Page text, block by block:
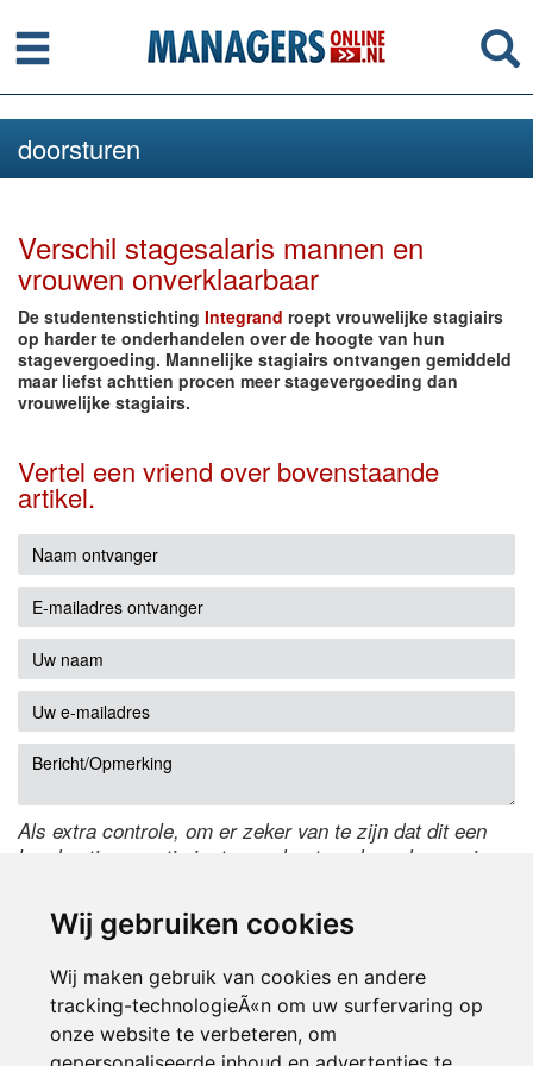
Wij gebruiken cookies
Wij maken gebruik van cookies en andere
tracking-technologieÃ«n om uw surfervaring op
onze website te verbeteren, om
Menu
doorsturen
Verschil stagesalaris mannen en
vrouwen onverklaarbaar
De studentenstichting Integrand roept vrouwelijke stagiairs
op harder te onderhandelen over de hoogte van hun
stagevergoeding. Mannelijke stagiairs ontvangen gemiddeld
maar liefst achttien procen meer stagevergoeding dan
vrouwelijke stagiairs.
Vertel een vriend over bovenstaande
artikel.
Als extra controle, om er zeker van te zijn dat dit een
handmatige reactie is, typ onderstaande code over in
de code te wijzigen.